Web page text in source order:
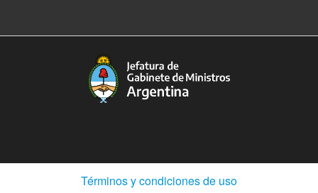
Términos y condiciones de uso(Abre